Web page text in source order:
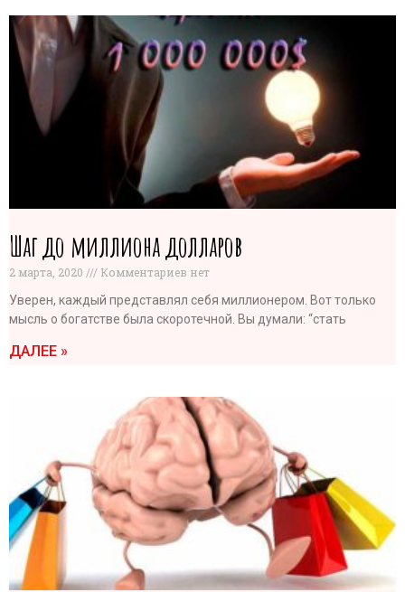
Шаг до миллиона долларов
2 марта, 2020
Комментариев нет
Уверен, каждый представлял себя миллионером. Вот только
мысль о богатстве была скоротечной. Вы думали: “стать
ДАЛЕЕ »